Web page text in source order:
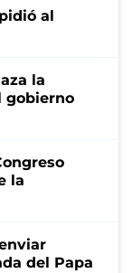
al
la
gobierno
la
del Papa